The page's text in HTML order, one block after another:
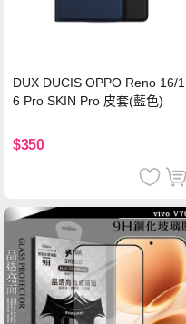
DUX DUCIS OPPO Reno 16/1
6 Pro SKIN Pro 皮套(藍色)
$350